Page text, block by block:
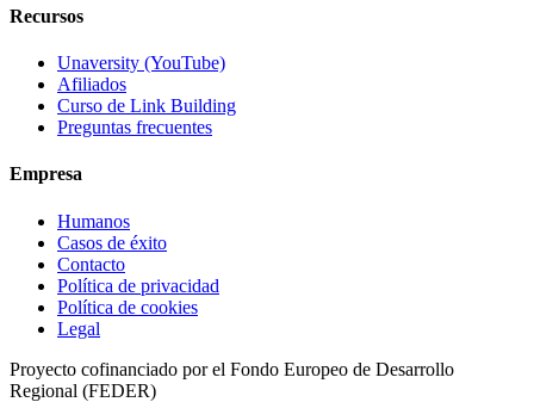
Recursos
Unaversity (YouTube)
Afiliados
Curso de Link Building
Preguntas frecuentes
Empresa
Humanos
Casos de éxito
Contacto
Política de privacidad
Política de cookies
Legal
Proyecto cofinanciado por el Fondo Europeo de Desarrollo
Regional (FEDER)